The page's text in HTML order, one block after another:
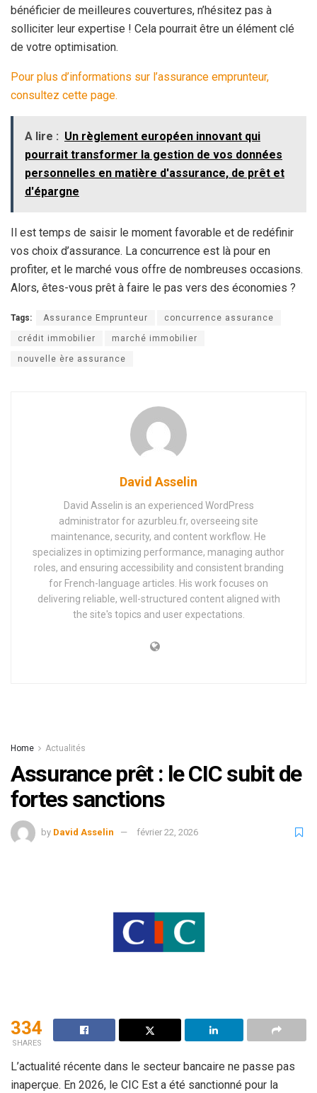
bénéficier de meilleures couvertures, n’hésitez pas à
solliciter leur expertise ! Cela pourrait être un élément clé
de votre optimisation.
Pour plus d’informations sur l’assurance emprunteur,
consultez cette page.
A lire : Un règlement européen innovant qui
pourrait transformer la gestion de vos données
personnelles en matière d'assurance, de prêt et
d'épargne
Il est temps de saisir le moment favorable et de redéfinir
vos choix d’assurance. La concurrence est là pour en
profiter, et le marché vous offre de nombreuses occasions.
Alors, êtes-vous prêt à faire le pas vers des économies ?
Tags: Assurance Emprunteur concurrence assurance
crédit immobilier marché immobilier
nouvelle ère assurance
David Asselin
David Asselin is an experienced WordPress
administrator for azurbleu.fr, overseeing site
maintenance, security, and content workflow. He
specializes in optimizing performance, managing author
roles, and ensuring accessibility and consistent branding
for French-language articles. His work focuses on
delivering reliable, well-structured content aligned with
the site's topics and user expectations.
Home Actualités
Assurance prêt : le CIC subit de
fortes sanctions
by David Asselin février 22, 2026
334
SHARES
L’actualité récente dans le secteur bancaire ne passe pas
inaperçue. En 2026, le CIC Est a été sanctionné pour la